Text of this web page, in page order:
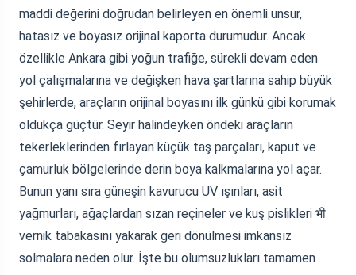
maddi değerini doğrudan belirleyen en önemli unsur,
hatasız ve boyasız orijinal kaporta durumudur. Ancak
özellikle Ankara gibi yoğun trafiğe, sürekli devam eden
yol çalışmalarına ve değişken hava şartlarına sahip büyük
şehirlerde, araçların orijinal boyasını ilk günkü gibi korumak
oldukça güçtür. Seyir halindeyken öndeki araçların
tekerleklerinden fırlayan küçük taş parçaları, kaput ve
çamurluk bölgelerinde derin boya kalkmalarına yol açar.
Bunun yanı sıra güneşin kavurucu UV ışınları, asit
yağmurları, ağaçlardan sızan reçineler ve kuş pislikleri भी
vernik tabakasını yakarak geri dönülmesi imkansız
solmalara neden olur. İşte bu olumsuzlukları tamamen